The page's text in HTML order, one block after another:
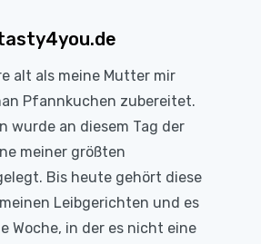
alt als meine Mutter mir
Pfannkuchen zubereitet.
wurde an diesem Tag der
meiner größten
Bis heute gehört diese
Leibgerichten und es
Woche, in der es nicht eine